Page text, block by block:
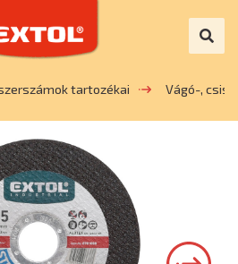
tartozékai Vágó-,